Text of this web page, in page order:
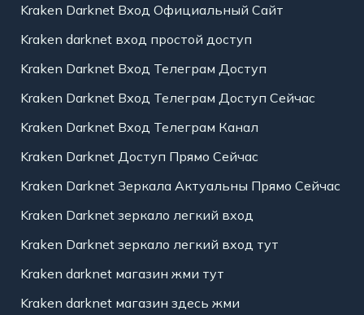
Kraken Darknet Вход Официальный Сайт
Kraken darknet вход простой доступ
Kraken Darknet Вход Телеграм Доступ
Kraken Darknet Вход Телеграм Доступ Сейчас
Kraken Darknet Вход Телеграм Канал
Kraken Darknet Доступ Прямо Сейчас
Kraken Darknet Зеркала Актуальны Прямо Сейчас
Kraken Darknet зеркало легкий вход
Kraken Darknet зеркало легкий вход тут
Kraken darknet магазин жми тут
Kraken darknet магазин здесь жми